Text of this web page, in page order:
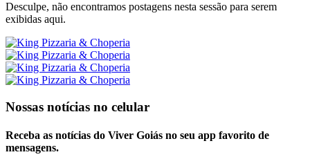
Desculpe, não encontramos postagens nesta sessão para serem
exibidas aqui.
Nossas notícias no celular
Receba as notícias do Viver Goiás no seu app favorito de
mensagens.